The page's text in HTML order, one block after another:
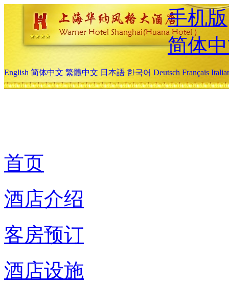
手机版
简体
English 简体中文 繁體中文 日本語 한국어 Deutsch Français
首页
酒店介绍
客房预订
酒店设施